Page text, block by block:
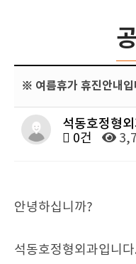
※ 여름휴가 휴진안내
석동호정형
0건
안녕하십니까?
석동호정형외과입니다.